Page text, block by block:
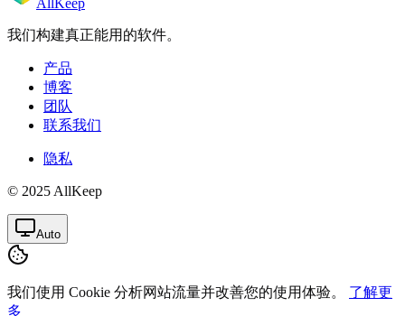
我们构建真正能用的软件。
产品
博客
团队
联系我们
隐私
© 2025 AllKeep
Auto
我们使用 Cookie 分析网站流量并改善您的使用体验。
了解更
多